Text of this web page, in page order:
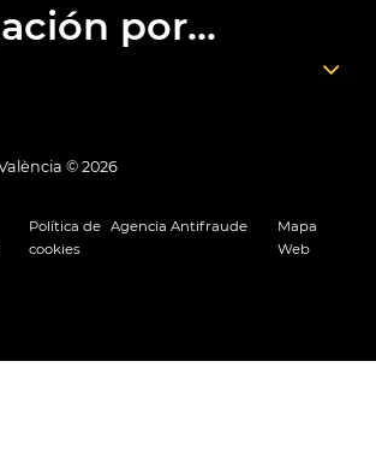
por...
© 2026
Política de
cookies
Agencia Antifraude
Mapa
Web